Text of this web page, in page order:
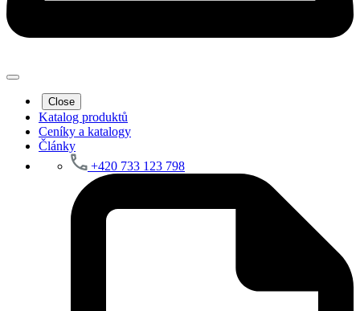
Close
Katalog produktů
Ceníky a katalogy
Články
+420 733 123 798